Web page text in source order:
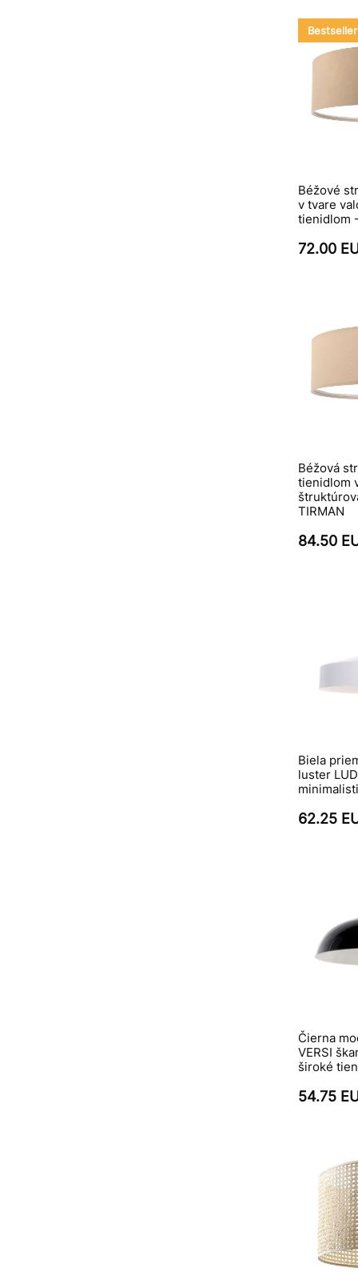
Bestseller
Béžové
v tvare
tienidlom
72.00
Béžová
tienidlom
TIRMAN
84.50
Biela
luster
62.25
Čierna
VERSI
široké
54.75